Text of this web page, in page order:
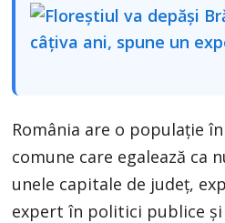
România are o populație
comune care egalează ca
unele capitale de județ,
expert în politici publice